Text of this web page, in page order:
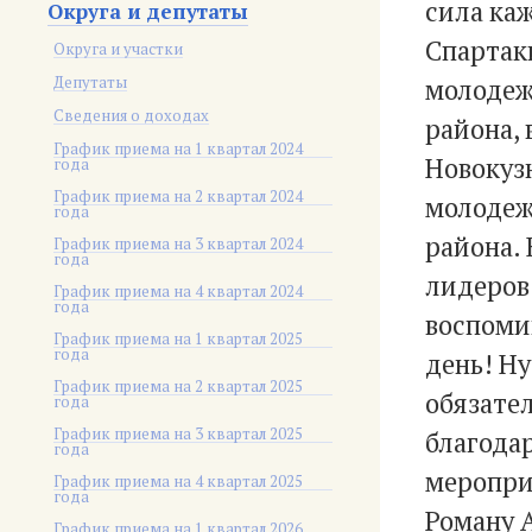
Округа и депутаты
Округа и участки
Депутаты
Сведения о доходах
График приема на 1 квартал 2024
года
График приема на 2 квартал 2024
года
График приема на 3 квартал 2024
года
График приема на 4 квартал 2024
года
График приема на 1 квартал 2025
года
График приема на 2 квартал 2025
года
График приема на 3 квартал 2025
года
График приема на 4 квартал 2025
года
сила
района,
района.
день!
Роману